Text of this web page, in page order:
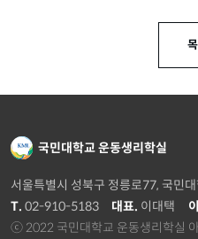
국민대학교 운동생리학실
서울특별시 성북구 정릉로77, 국민
T. 02-910-5183 대표. 이대택
ⓒ 2022 국민대학교 운동생리학실